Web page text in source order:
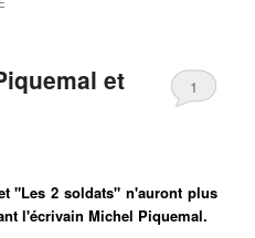
et
1
"Les 2 soldats" n'auront plus
l'écrivain Michel Piquemal.